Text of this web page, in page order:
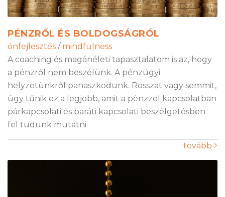
PÉNZRŐL ÉS BOLDOGSÁGRÓL
önfejlesztés / mindfulness
A coaching és magánéleti tapasztalatom is az, hogy
a pénzről nem beszélünk. A pénzügyi
helyzetünkről panaszkodunk. Rosszat vagy semmit,
úgy tűnik ez a legjobb, amit a pénzzel kapcsolatban
párkapcsolati és baráti kapcsolati beszélgetésben
fel tudunk mutatni.
tovább